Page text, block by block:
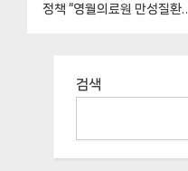
정책 “영월의료원 만성질환관
검색